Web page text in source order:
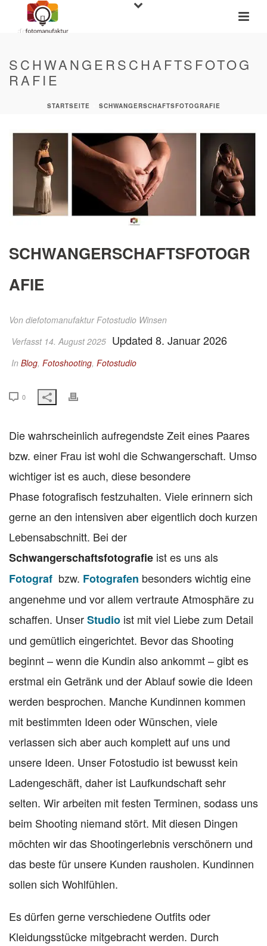
SCHWANGERSCHAFTSFOTOG
RAFIE
STARTSEITE SCHWANGERSCHAFTSFOTOGRAFIE
SCHWANGERSCHAFTSFOTOGR
AFIE
Von diefotomanufaktur Fotostudio Winsen
Verfasst 14. August 2025 Updated 8. Januar 2026
In Blog, Fotoshooting, Fotostudio
0
Die wahrscheinlich aufregendste Zeit eines Paares
bzw. einer Frau ist wohl die Schwangerschaft. Umso
wichtiger ist es auch, diese besondere
Phase fotografisch festzuhalten. Viele erinnern sich
gerne an den intensiven aber eigentlich doch kurzen
Lebensabschnitt. Bei der
Schwangerschaftsfotografie ist es uns als
Fotograf bzw. Fotografen besonders wichtig eine
angenehme und vor allem vertraute Atmosphäre zu
schaffen. UnserStudio ist mit viel Liebe zum Detail
und gemütlich eingerichtet. Bevor das Shooting
beginnt – wenn die Kundin also ankommt – gibt es
erstmal ein Getränk und der Ablauf sowie die Ideen
werden besprochen. Manche Kundinnen kommen
mit bestimmten Ideen oder Wünschen, viele
verlassen sich aber auch komplett auf uns und
unsere Ideen. Unser Fotostudio ist bewusst kein
Ladengeschäft, daher ist Laufkundschaft sehr
selten. Wir arbeiten mit festen Terminen, sodass uns
beim Shooting niemand stört. Mit diesen Dingen
möchten wir das Shootingerlebnis verschönern und
das beste für unsere Kunden rausholen. Kundinnen
sollen sich Wohlfühlen.
Es dürfen gerne verschiedene Outfits oder
Kleidungsstücke mitgebracht werden. Durch